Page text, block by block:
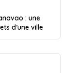
: une
d’une ville